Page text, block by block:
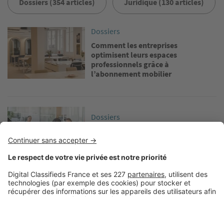
Image
Dossiers
Comment les entreprises
optimisent leurs espaces
professionnels grâce à
l’abonnement mobilier
Image
Dossiers
bien-être en entreprise
Image
Dossiers